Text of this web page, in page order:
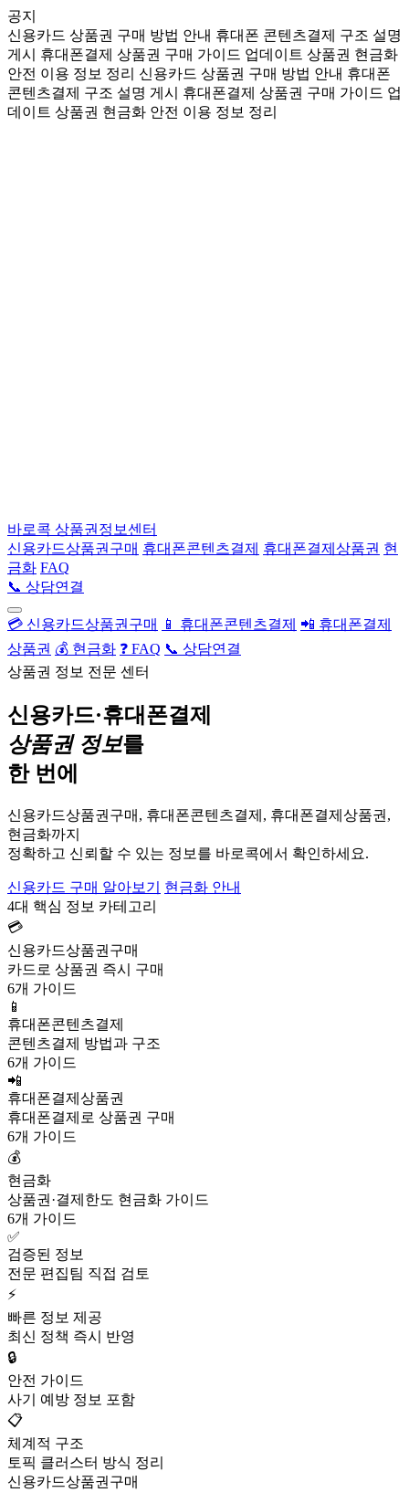
공지
신용카드 상품권 구매 방법 안내 휴대폰 콘텐츠결제 구조 설명
게시
휴대폰결제 상품권 구매 가이드 업데이트 상품권 현금화
안전 이용 정보 정리 신용카드 상품권 구매 방법 안내 휴대폰
콘텐츠결제 구조 설명 게시
휴대폰결제 상품권 구매 가이드 업
데이트 상품권 현금화 안전 이용 정보 정리
바로콕 상품권정보센터
신용카드상품권구매 휴대폰콘텐츠결제 휴대폰결제상품권 현
금화 FAQ
📞 상담연결
💳 신용카드상품권구매 📱 휴대폰콘텐츠결제 📲 휴대폰결제
상품권 💰 현금화 ❓ FAQ 📞 상담연결
상품권 정보 전문 센터
신용카드·휴대폰결제
상품권 정보를
한 번에
신용카드상품권구매, 휴대폰콘텐츠결제, 휴대폰결제상품권,
현금화까지
정확하고 신뢰할 수 있는 정보를 바로콕에서 확인하세요.
신용카드 구매 알아보기
현금화 안내
4대 핵심 정보 카테고리
💳
신용카드상품권구매
카드로 상품권 즉시 구매
6개 가이드
📱
휴대폰콘텐츠결제
콘텐츠결제 방법과 구조
6개 가이드
📲
휴대폰결제상품권
휴대폰결제로 상품권 구매
6개 가이드
💰
현금화
상품권·결제한도 현금화 가이드
6개 가이드
✅
검증된 정보
전문 편집팀 직접 검토
⚡
빠른 정보 제공
최신 정책 즉시 반영
🔒
안전 가이드
사기 예방 정보 포함
📋
체계적 구조
토픽 클러스터 방식 정리
신용카드상품권구매